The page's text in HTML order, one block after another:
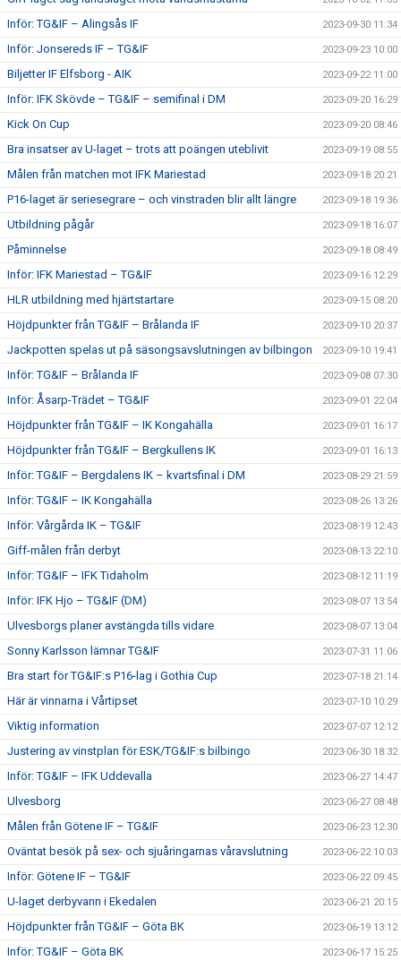
Inför: TG&IF – Alingsås IF 2023-09-30 11:34
Inför: Jonsereds IF – TG&IF 2023-09-23 10:00
Biljetter IF Elfsborg - AIK 2023-09-22 11:00
Inför: IFK Skövde – TG&IF – semifinal i DM 2023-09-20 16:29
Kick On Cup 2023-09-20 08:46
Bra insatser av U-laget – trots att poängen uteblivit 2023-09-19 08:55
Målen från matchen mot IFK Mariestad 2023-09-18 20:21
P16-laget är seriesegrare – och vinstraden blir allt längre 2023-09-18 19:36
Utbildning pågår 2023-09-18 16:07
Påminnelse 2023-09-18 08:49
Inför: IFK Mariestad – TG&IF 2023-09-16 12:29
HLR utbildning med hjärtstartare 2023-09-15 08:20
Höjdpunkter från TG&IF – Brålanda IF 2023-09-10 20:37
Jackpotten spelas ut på säsongsavslutningen av bilbingon 2023-09-10 19:41
Inför: TG&IF – Brålanda IF 2023-09-08 07:30
Inför: Åsarp-Trädet – TG&IF 2023-09-01 22:04
Höjdpunkter från TG&IF – IK Kongahälla 2023-09-01 16:17
Höjdpunkter från TG&IF – Bergkullens IK 2023-09-01 16:13
Inför: TG&IF – Bergdalens IK – kvartsfinal i DM 2023-08-29 21:59
Inför: TG&IF – IK Kongahälla 2023-08-26 13:26
Inför: Vårgårda IK – TG&IF 2023-08-19 12:43
Giff-målen från derbyt 2023-08-13 22:10
Inför: TG&IF – IFK Tidaholm 2023-08-12 11:19
Inför: IFK Hjo – TG&IF (DM) 2023-08-07 13:54
Ulvesborgs planer avstängda tills vidare 2023-08-07 13:04
Sonny Karlsson lämnar TG&IF 2023-07-31 11:06
Bra start för TG&IF:s P16-lag i Gothia Cup 2023-07-18 21:14
Här är vinnarna i Vårtipset 2023-07-10 10:29
Viktig information 2023-07-07 12:12
Justering av vinstplan för ESK/TG&IF:s bilbingo 2023-06-30 18:32
Inför: TG&IF – IFK Uddevalla 2023-06-27 14:47
Ulvesborg 2023-06-27 08:48
Målen från Götene IF – TG&IF 2023-06-23 12:30
Oväntat besök på sex- och sjuåringarnas våravslutning 2023-06-22 10:03
Inför: Götene IF – TG&IF 2023-06-22 09:45
U-laget derbyvann i Ekedalen 2023-06-21 20:15
Höjdpunkter från TG&IF – Göta BK 2023-06-19 13:12
Inför: TG&IF – Göta BK 2023-06-17 15:25